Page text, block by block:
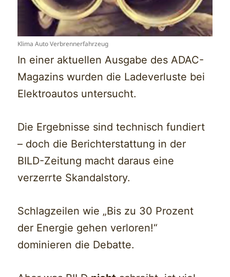
Klima Auto Verbrennerfahrzeug
In einer aktuellen Ausgabe des ADAC-
Magazins wurden die Ladeverluste bei
Elektroautos untersucht.
Die Ergebnisse sind technisch fundiert
– doch die Berichterstattung in der
BILD-Zeitung macht daraus eine
verzerrte Skandalstory.
Schlagzeilen wie „Bis zu 30 Prozent
der Energie gehen verloren!“
dominieren die Debatte.